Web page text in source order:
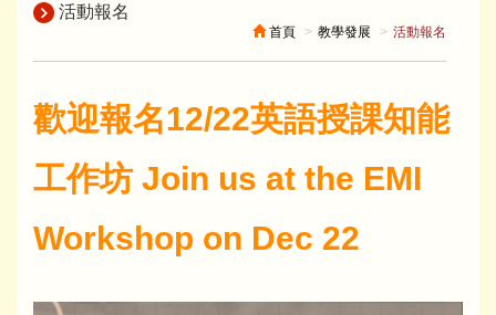
活動報名
首頁 教學發展 活動報名
歡迎報名12/22英語授課知能
工作坊 Join us at the EMI
Workshop on Dec 22